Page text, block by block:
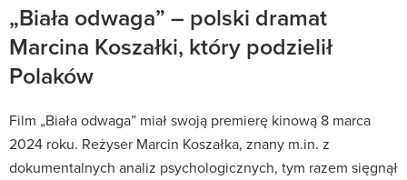
„Biała odwaga” – polski dramat
Marcina Koszałki, który podzielił
Polaków
Film „Biała odwaga” miał swoją premierę kinową 8 marca
2024 roku. Reżyser Marcin Koszałka, znany m.in. z
dokumentalnych analiz psychologicznych, tym razem sięgnął